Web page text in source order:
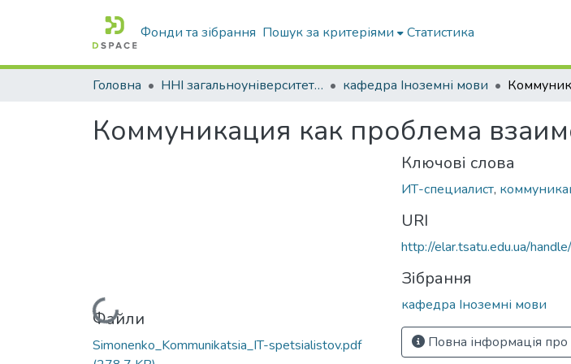
Фонди та зібрання Пошук за критеріями Статистика
Головна ННІ загальноуніверситетської підготовки кафедра Іноземні мови
Коммуникация как проблема
Вантажиться...
Файли
Simonenko_Kommunikatsia_IT-spetsialistov.pdf
Ключові слова
ИТ-специалист,
URI
http://elar.tsatu.edu.ua/
Зібрання
кафедра Іноземні мови
Повна інформація